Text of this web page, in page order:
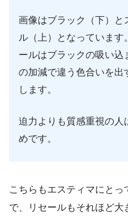
画像はブラック（下）と
ル（上）となっていま
ールはブラックの吸い
の加減で違う色合いを出
します。
迫力よりも質感重視の人
めです。
こちらもエスティマにと
で、リセールもそれほど